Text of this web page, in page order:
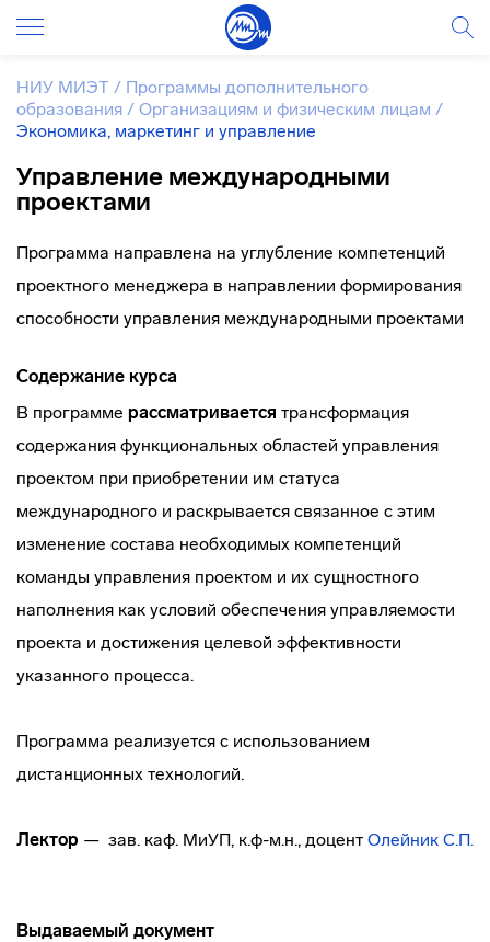
НИУ МИЭТ / Программы дополнительного
образования / Организациям и физическим лицам /
Экономика, маркетинг и управление
Управление международными
проектами
Программа направлена на углубление компетенций
проектного менеджера в направлении формирования
способности управления международными проектами
Содержание курса
В программе рассматривается трансформация
содержания функциональных областей управления
проектом при приобретении им статуса
международного и раскрывается связанное с этим
изменение состава необходимых компетенций
команды управления проектом и их сущностного
наполнения как условий обеспечения управляемости
проекта и достижения целевой эффективности
указанного процесса.
Программа реализуется с использованием
дистанционных технологий.
Лектор — зав. каф. МиУП, к.ф-м.н., доцент Олейник С.П.
Выдаваемый документ